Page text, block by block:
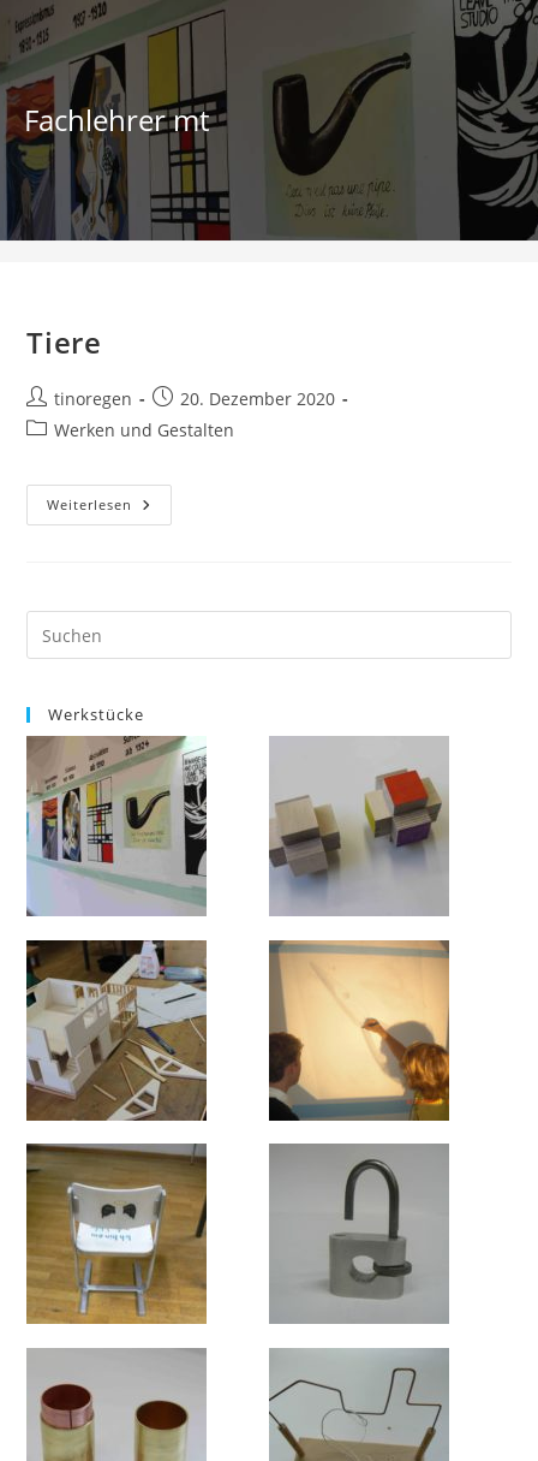
Zum
Inhalt
springen
Fachlehrer mt
Werken und Gestalten
Tiere
Beitrags-
Autor:
tinoregen
Beitrag
veröffentlicht:
20. Dezember 2020
Beitrags-
Werken und Gestalten
Weiterlesen Tiere
Werkstücke